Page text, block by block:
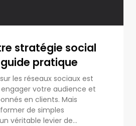
stratégie social
pratique
les réseaux sociaux est
votre audience et
en clients. Mais
de simples
véritable levier de...